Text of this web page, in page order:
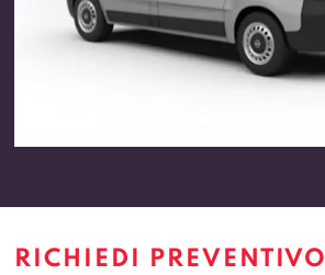
RICHIEDI PREVENTIVO